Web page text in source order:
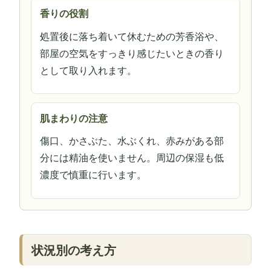
香りの役割
処置後に落ち着いて休むための芳香浴や、
部屋の空気をすっきり感じたいときの香り
として取り入れます。
肌まわりの注意
傷口、かさぶた、水ぶくれ、赤みがある部
分には精油を使いません。周辺の保湿も低
濃度で慎重に行います。
状況別の考え方